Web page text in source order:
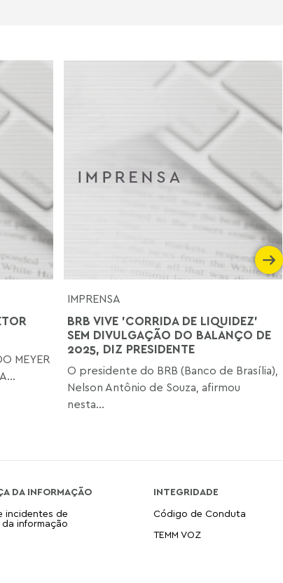
MEYER
IMPRENSA
BRB VIVE 'CORRIDA DE LIQUIDEZ'
SEM DIVULGAÇÃO DO BALANÇO DE
2025, DIZ PRESIDENTE
O presidente do BRB (Banco de Brasília),
Nelson Antônio de Souza, afirmou
nesta...
DA INFORMAÇÃO
incidentes de
informação
INTEGRIDADE
Código de Conduta
TEMM VOZ